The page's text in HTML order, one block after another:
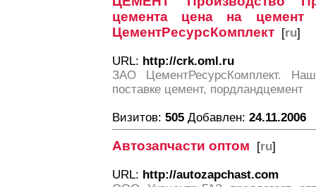
цемента цена на
ЦементРесурсКомплект [ru]
URL: http://crk.oml.ru
ЗАО ЦементРесурсКомплект.
поставке цемент, пордландцемент
Визитов: 505 Добавлен: 24.11.2006
Автозапчасти оптом [ru]
URL: http://autozapchast.com